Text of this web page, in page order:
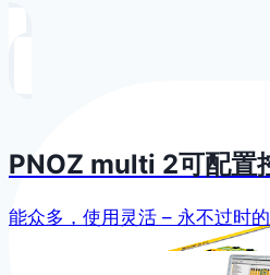
PNOZ multi 2可配置
能众多，使用灵活 – 永不过时